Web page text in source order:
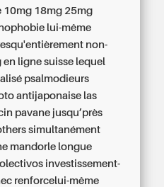
10mg 18mg 25mg
lui-même
non-
ligne suisse lequel
psalmodieurs
antijaponaise las
pavane jusqu’près
simultanément
mandorle longue
investissement-
renforcelui-même